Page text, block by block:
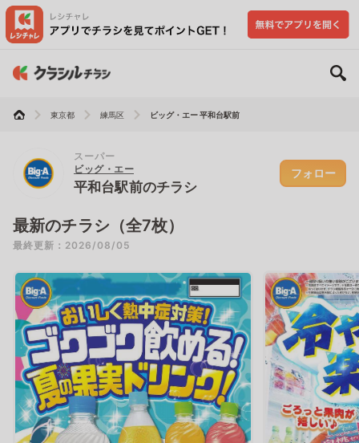
東京都 練馬区 ビッグ・エー 平和台駅前
スーパー
ビッグ・エー
平和台駅前のチラシ
フォロー
最新のチラシ（全7枚）
最終更新：2026/08/05